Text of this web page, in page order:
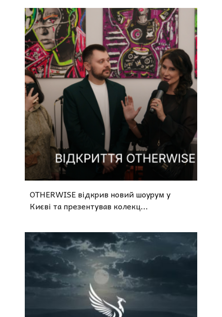
OTHERWISE відкрив новий шоурум у
Києві та презентував колекц...